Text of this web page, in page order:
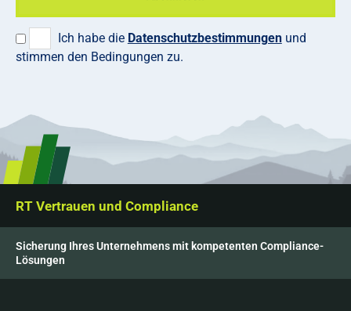
Ich habe die Datenschutzbestimmungenund
stimmen den Bedingungen zu.
RT Vertrauen und Compliance
Sicherung Ihres Unternehmens mit kompetenten Compliance-
Lösungen